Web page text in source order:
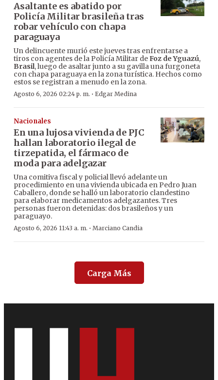
Asaltante es abatido por
Policía Militar brasileña tras
robar vehículo con chapa
paraguaya
Un delincuente murió este jueves tras enfrentarse a
tiros con agentes de la Policía Militar deFoz de Yguazú,
Brasil, luego de asaltar junto a su gavilla una furgoneta
con chapa paraguaya en la zona turística. Hechos como
estos se registran a menudo en la zona.
Agosto 6, 2026 02:24 p. m. · Edgar Medina
Nacionales
En una lujosa vivienda de PJC
hallan laboratorio ilegal de
tirzepatida, el fármaco de
moda para adelgazar
Una comitiva fiscal y policial llevó adelante un
procedimiento en una vivienda ubicada en Pedro Juan
Caballero, donde se halló un laboratorio clandestino
para elaborar medicamentos adelgazantes. Tres
personas fueron detenidas: dos brasileños y un
paraguayo.
Agosto 6, 2026 11:43 a. m. · Marciano Candia
Carga Más